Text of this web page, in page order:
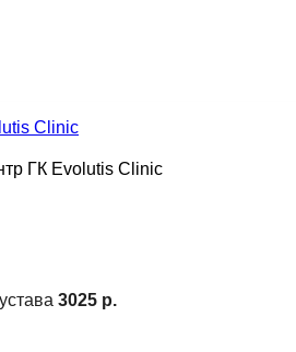
Clinic
3025 р.